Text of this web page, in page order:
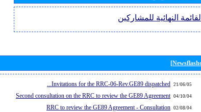
القائمة النهائية للمشاركين
21/06/05
Invitations for the RRC-06-Rev.GE89 dispatched...
04/10/04
Second consultation on the RRC to review the GE89 Agreement
02/08/04
RRC to review the GE89 Agreement - Consultation